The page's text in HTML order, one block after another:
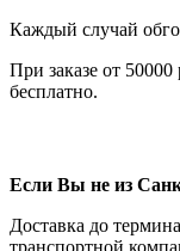
Каждый случай
При заказе от
бесплатно.
Если Вы не из
Доставка до
транспортной